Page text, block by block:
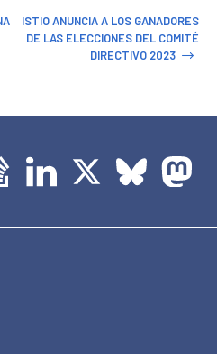
ISTIO ANUNCIA A LOS GANADORES
DE LAS ELECCIONES DEL COMITÉ
DIRECTIVO 2023